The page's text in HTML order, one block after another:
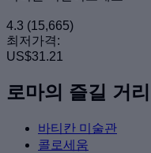
4.3 (15,665)
최저가격:
US$31.21
로마의 즐길 거리
바티칸 미술관
콜로세움